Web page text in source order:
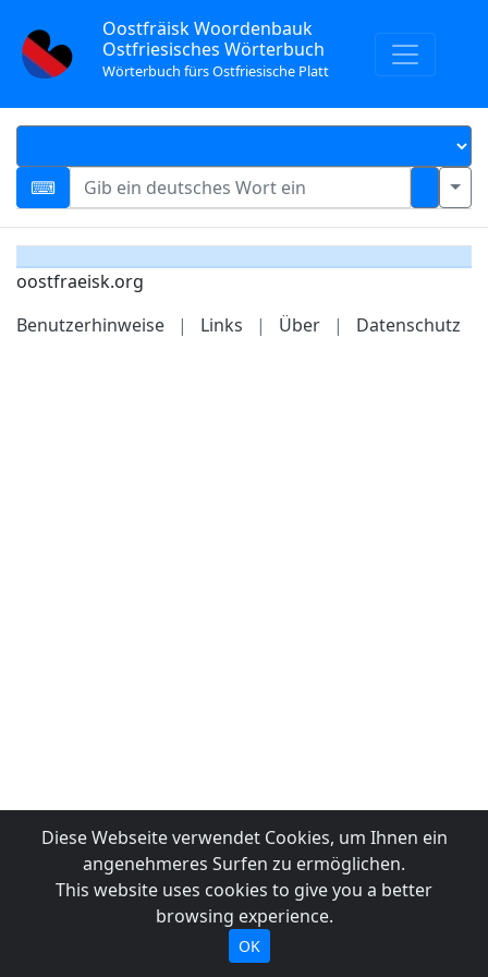
Oostfräisk Woordenbauk
Ostfriesisches Wörterbuch
Wörterbuch fürs Ostfriesische Platt
oostfraeisk.org
Benutzerhinweise
| Links | Über | Datenschutz
Diese Webseite verwendet Cookies, um Ihnen ein
angenehmeres Surfen zu ermöglichen.
This website uses cookies to give you a better
browsing experience.
OK